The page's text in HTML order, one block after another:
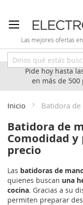
al
contenido
Las mejores ofertas
Pide hoy hasta
en más de 500
Inicio Batidora de
Batidora de
Comodidad
precio
Las batidoras de
quienes buscan una
cocina. Gracias a su
permiten preparar